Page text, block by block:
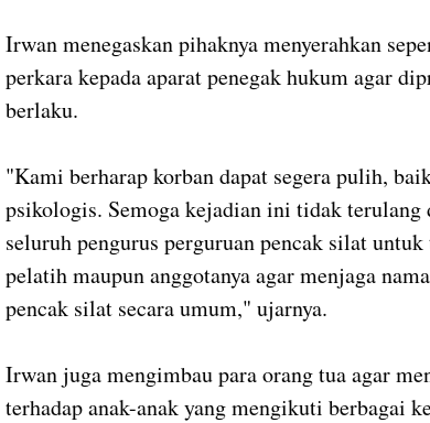
Irwan menegaskan pihaknya menyerahkan
perkara kepada aparat penegak hukum agar
berlaku.
"Kami berharap korban dapat segera pulih,
psikologis. Semoga kejadian ini tidak terulang
seluruh pengurus perguruan pencak silat
pelatih maupun anggotanya agar menjaga
pencak silat secara umum," ujarnya.
Irwan juga mengimbau para orang tua agar
terhadap anak-anak yang mengikuti berbagai